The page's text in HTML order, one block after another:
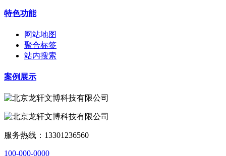
特色功能
网站地图
聚合标签
站内搜索
案例展示
服务热线：13301236560
100-000-0000